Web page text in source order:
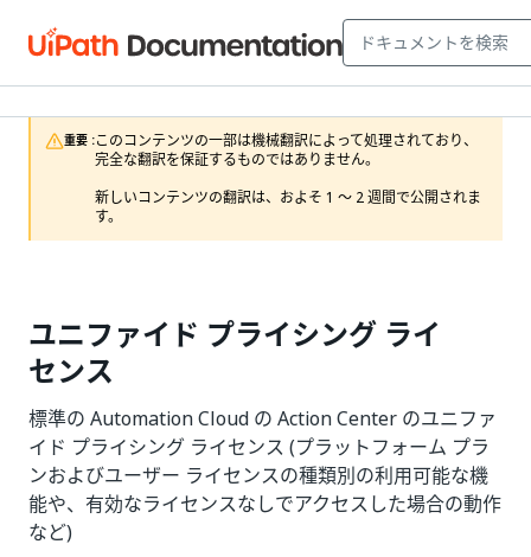
重要 :このコンテンツの一部は機械翻訳によって処理されており、
完全な翻訳を保証するものではありません。
新しいコンテンツの翻訳は、およそ 1 ～ 2 週間で公開されま
す。
ユニファイド プライシング ライ
センス
標準の Automation Cloud の Action Center のユニファ
イド プライシング ライセンス (プラットフォーム プラ
ンおよびユーザー ライセンスの種類別の利用可能な機
能や、有効なライセンスなしでアクセスした場合の動作
など)